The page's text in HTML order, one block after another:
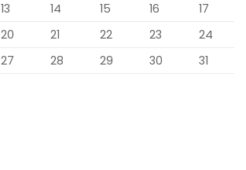
13 14 15 16
17
20 21 22 23
24
27 28 29 30 31